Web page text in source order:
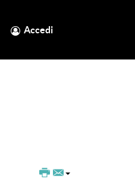
Accedi